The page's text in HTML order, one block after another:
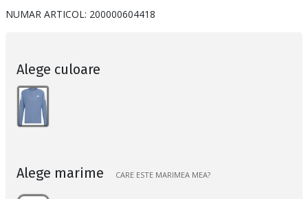
NUMAR ARTICOL: 200000604418
Alege culoare
Alege marime CARE ESTE MARIMEA MEA?